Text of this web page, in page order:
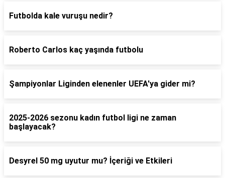
Futbolda kale vuruşu nedir?
Roberto Carlos kaç yaşında futbolu
Şampiyonlar Liginden elenenler UEFA'ya gider mi?
2025-2026 sezonu kadın futbol ligi ne zaman
başlayacak?
Desyrel 50 mg uyutur mu? İçeriği ve Etkileri